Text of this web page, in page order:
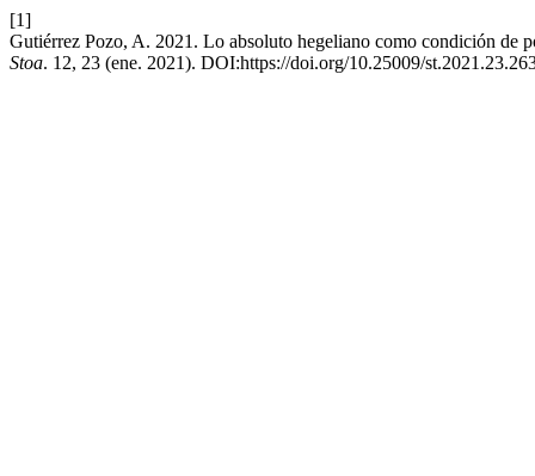
[1]
Gutiérrez Pozo, A. 2021. Lo absoluto hegeliano como condición de
Stoa. 12, 23 (ene. 2021). DOI:https://doi.org/10.25009/